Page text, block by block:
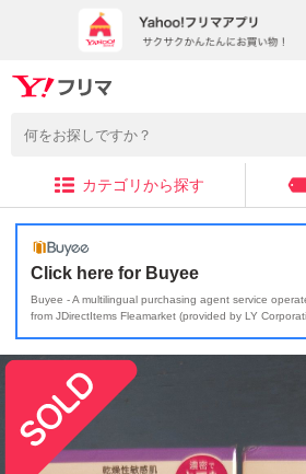
カテゴリから探す
Click here for Buyee
Buyee - A multilingual purchasing agent service
from JDirectItems Fleamarket (provided by LY